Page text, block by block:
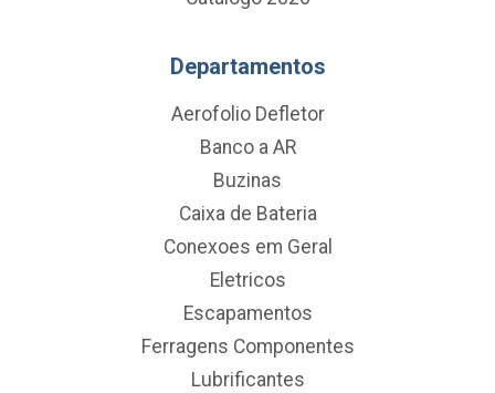
Departamentos
Aerofolio Defletor
Banco a AR
Buzinas
Caixa de Bateria
Conexoes em Geral
Eletricos
Escapamentos
Ferragens Componentes
Lubrificantes